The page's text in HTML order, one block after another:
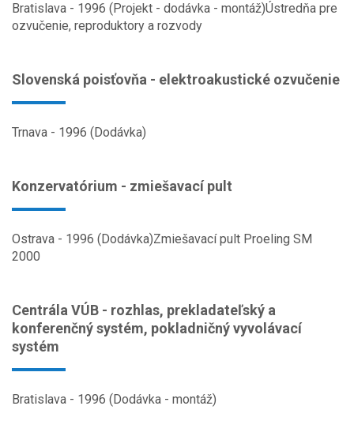
Bratislava - 1996 (Projekt - dodávka - montáž)Ústredňa pre
ozvučenie, reproduktory a rozvody
Slovenská poisťovňa - elektroakustické ozvučenie
Trnava - 1996 (Dodávka)
Konzervatórium - zmiešavací pult
Ostrava - 1996 (Dodávka)Zmiešavací pult Proeling SM
2000
Centrála VÚB - rozhlas, prekladateľský a
konferenčný systém, pokladničný vyvolávací
systém
Bratislava - 1996 (Dodávka - montáž)